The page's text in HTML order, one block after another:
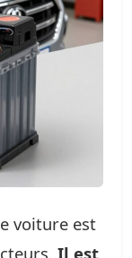
voiture est
Il est